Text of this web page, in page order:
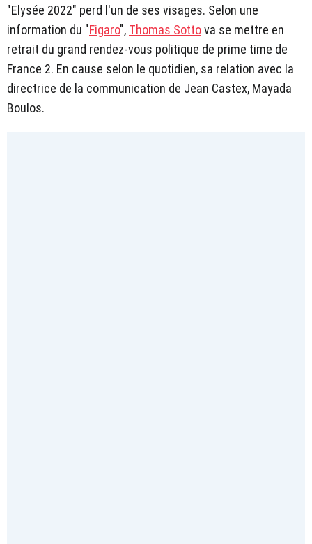
"Elysée 2022" perd l'un de ses visages. Selon une
information du "Figaro", Thomas Sottova se mettre en
retrait du grand rendez-vous politique de prime time de
France 2. En cause selon le quotidien, sa relation avec la
directrice de la communication de Jean Castex, Mayada
Boulos.